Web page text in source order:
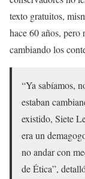
texto gratuitos,
hace 60 años, pero
cambiando los
“Ya sabíamos,
estaban
existido, Siete
era un
no andar con
de Ética”,